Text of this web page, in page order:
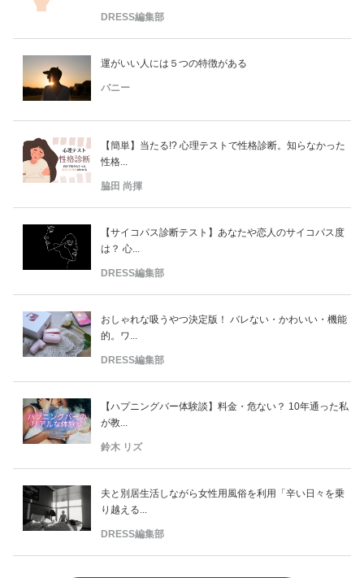
DRESS編集部
運がいい人には５つの特徴がある
バニー
【簡単】当たる!? 心理テストで性格診断。知らなかった
性格...
脇田 尚揮
【サイコパス診断テスト】あなたや恋人のサイコパス度
は？ 心...
DRESS編集部
おしゃれな吸うやつ決定版！ バレない・かわいい・機能
的。ワ...
DRESS編集部
【ハプニングバー体験談】料金・危ない？ 10年通った私
が教...
鈴木 リズ
夫と別居生活しながら女性用風俗を利用「辛い日々を乗
り越える...
DRESS編集部